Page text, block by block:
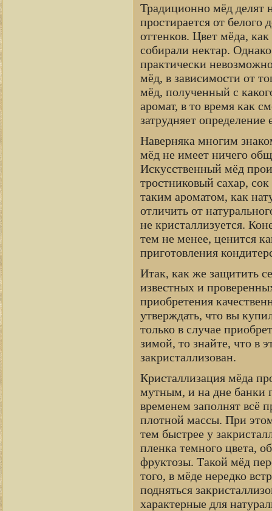
Традиционно мёд делят
простирается от белого
оттенков. Цвет мёда,
собирали нектар.
практически
мёд, в зависимости от
мёд, полученный с
аромат, в то время как
затрудняет
Наверняка многим
мёд не имеет ничего
Искусственный мёд
тростниковый сахар,
таким ароматом, как
отличить от
не кристаллизуется.
тем не менее, ценится
приготовления
Итак, как же защитить
известных и
приобретения
утверждать, что вы
только в случае
зимой, то знайте, что в
закристаллизован.
Кристаллизация мёда
мутным, и на дне банки
временем заполнят всё
плотной массы. При
тем быстрее у
пленка темного цвета,
фруктозы. Такой мёд
того, в мёде нередко
подняться
характерные для